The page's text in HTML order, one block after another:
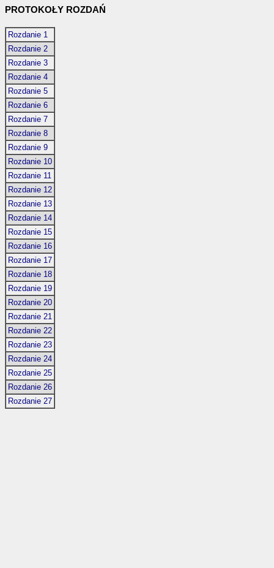
PROTOKOŁY ROZDAŃ
Rozdanie 1
Rozdanie 2
Rozdanie 3
Rozdanie 4
Rozdanie 5
Rozdanie 6
Rozdanie 7
Rozdanie 8
Rozdanie 9
Rozdanie 10
Rozdanie 11
Rozdanie 12
Rozdanie 13
Rozdanie 14
Rozdanie 15
Rozdanie 16
Rozdanie 17
Rozdanie 18
Rozdanie 19
Rozdanie 20
Rozdanie 21
Rozdanie 22
Rozdanie 23
Rozdanie 24
Rozdanie 25
Rozdanie 26
Rozdanie 27